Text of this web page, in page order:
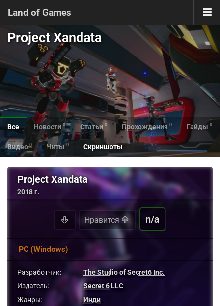
Land of Games
Project Xandata
Все Новости 0 Статьи 0 Прохождения 0 Гайды 0
Видео 0 Читы 0 Скриншоты
Project Xandata
2018 г.
Нравится n/a
PC (Windows)
Разработчик:
The Studio of Secret6 Inc.
Издатель:
Secret 6 LLC
Жанры:
Инди